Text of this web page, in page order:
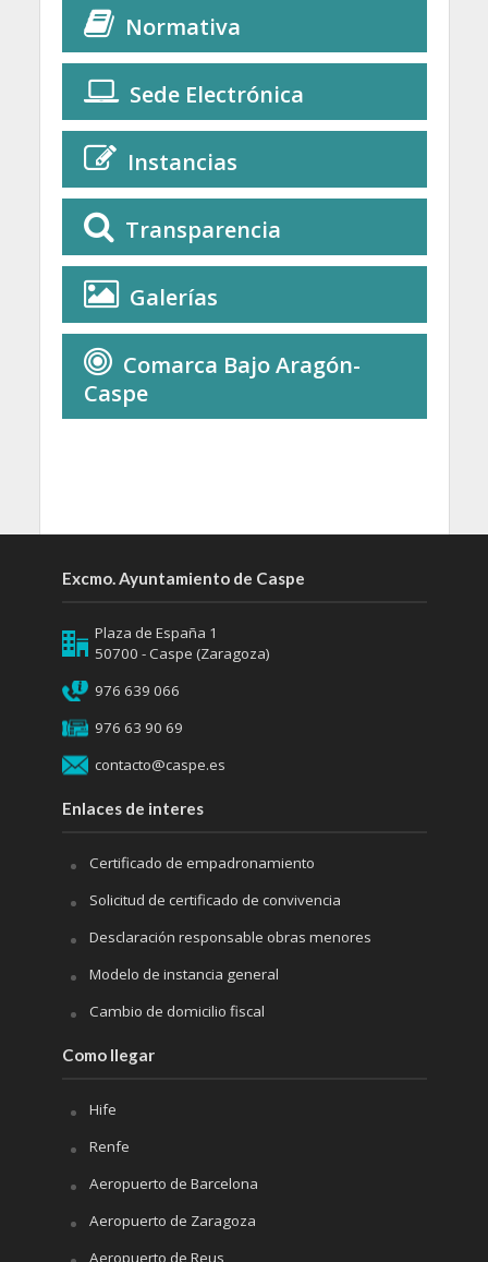
Normativa
Sede Electrónica
Instancias
Transparencia
Galerías
Comarca Bajo Aragón-
Caspe
Excmo. Ayuntamiento de Caspe
Plaza de España 1
50700 - Caspe (Zaragoza)
976 639 066
976 63 90 69
contacto@caspe.es
Enlaces de interes
Certificado de empadronamiento
Solicitud de certificado de convivencia
Desclaración responsable obras menores
Modelo de instancia general
Cambio de domicilio fiscal
Como llegar
Hife
Renfe
Aeropuerto de Barcelona
Aeropuerto de Zaragoza
Aeropuerto de Reus